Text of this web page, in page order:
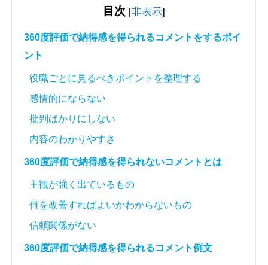
目次 [非表示]
360度評価で納得感を得られるコメントをするポイ
ント
役職ごとに見るべきポイントを整理する
感情的にならない
批判ばかりにしない
内容のわかりやすさ
360度評価で納得感を得られないコメントとは
主観が強く出ているもの
何を改善すればよいかわからないもの
信頼関係がない
360度評価で納得感を得られるコメント例文